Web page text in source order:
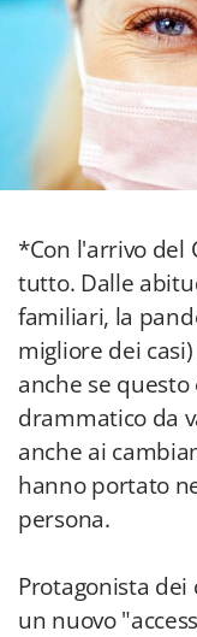
*Con l'arrivo del
tutto. Dalle
familiari, la
migliore dei
anche se
drammatico da
anche ai
hanno portato
persona.
Protagonista
un nuovo